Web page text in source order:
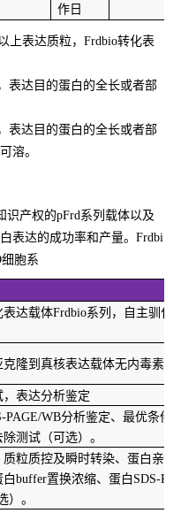
作日
上表达质粒，Frdbio转化表
表达目的蛋白的全长或者部
表达目的蛋白的全长或者部
溶。
识产权的pFrd系列载体以及
表达的成功率和产量。Frdbi
胞系
达载体Frdbio系列，自主驯化
隆到真核表达载体无内毒素质
表达分析鉴定
PAGE/WB分析鉴定、最优条件
测试（可选）。
粒质控及瞬时转染、蛋白亲和
buffer置换浓缩、蛋白SDS-
）。